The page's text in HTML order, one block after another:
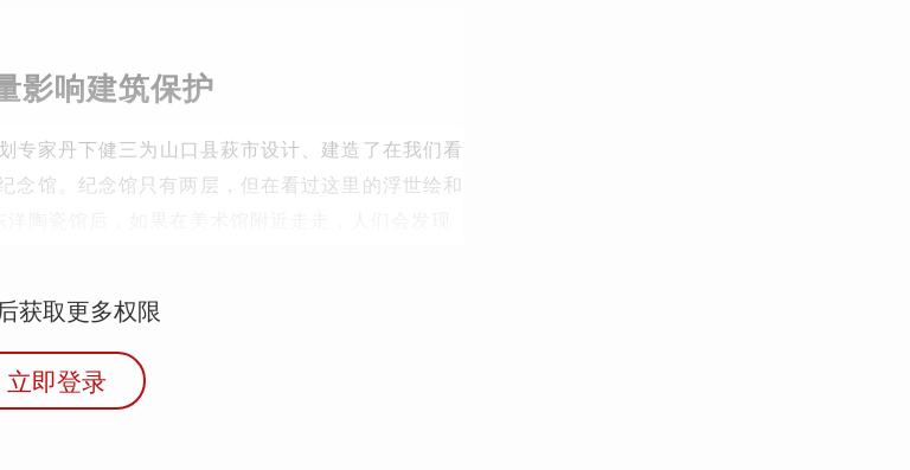
影响建筑保护
专家丹下健三为山口县萩市设计、建造了在我们看
念馆。纪念馆只有两层，但在看过这里的浮世绘和
获取更多权限
立即登录